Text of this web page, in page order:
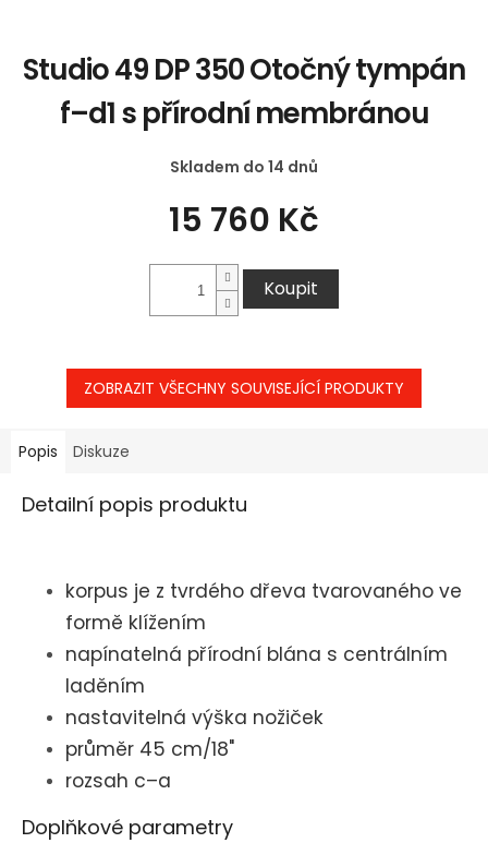
Studio 49 DP 350 Otočný tympán
f–d1 s přírodní membránou
Skladem do 14 dnů
15 760 Kč
Koupit
ZOBRAZIT VŠECHNY SOUVISEJÍCÍ PRODUKTY
Popis Diskuze
Detailní popis produktu
korpus je z tvrdého dřeva tvarovaného ve
formě klížením
napínatelná přírodní blána s centrálním
laděním
nastavitelná výška nožiček
průměr 45 cm/18"
rozsah c–a
Doplňkové parametry